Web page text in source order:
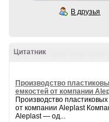
В друзья
Цитатник
Производство
емкостей от компании
Производство
от компании Aleplast
Aleplast — од...